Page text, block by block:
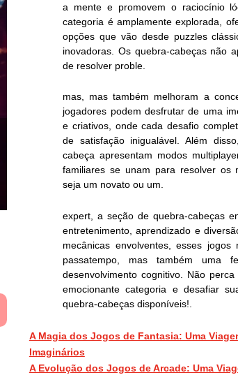
a mente e promovem o raciocínio
categoria é amplamente explorada,
opções que vão desde puzzles
inovadoras. Os quebra-cabeças não
de resolver proble.
mas, mas também melhoram a
jogadores podem desfrutar de uma
e criativos, onde cada desafio
de satisfação inigualável. Além
cabeça apresentam modos
familiares se unam para resolver os
seja um novato ou um.
expert, a seção de quebra-cabeças
entretenimento, aprendizado e
mecânicas envolventes, esses
passatempo, mas também uma
desenvolvimento cognitivo. Não
emocionante categoria e desafiar
quebra-cabeças disponíveis!.
A Magia dos Jogos de Fantasia: Uma
Imaginários
A Evolução dos Jogos de Arcade: Uma